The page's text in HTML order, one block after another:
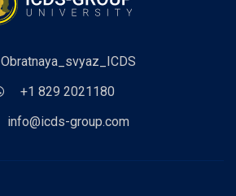
Obratnaya_svyaz_ICDS
+1 829 2021180
info@icds-group.com